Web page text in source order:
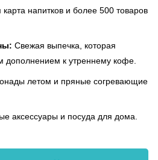
напитков и более 500 товаров
Свежая выпечка, которая
дополнением к утреннему кофе.
летом и пряные согревающие
аксессуары и посуда для дома.